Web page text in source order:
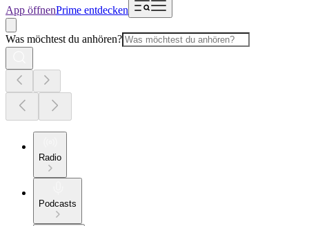
App öffnenPrime entdecken
Was möchtest du anhören?
Radio
Podcasts